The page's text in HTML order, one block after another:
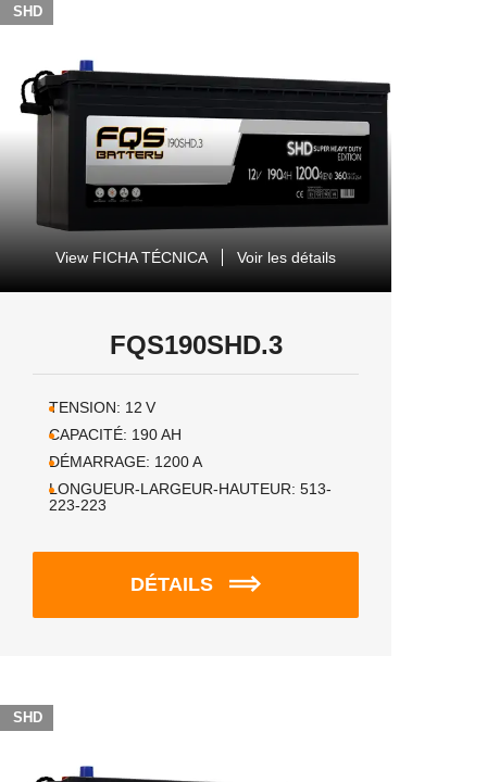
SHD
View FICHA TÉCNICA Voir les détails
FQS190SHD.3
TENSION: 12 V
CAPACITÉ: 190AH
DÉMARRAGE: 1200A
LONGUEUR-LARGEUR-HAUTEUR: 513-
223-223
DÉTAILS
SHD